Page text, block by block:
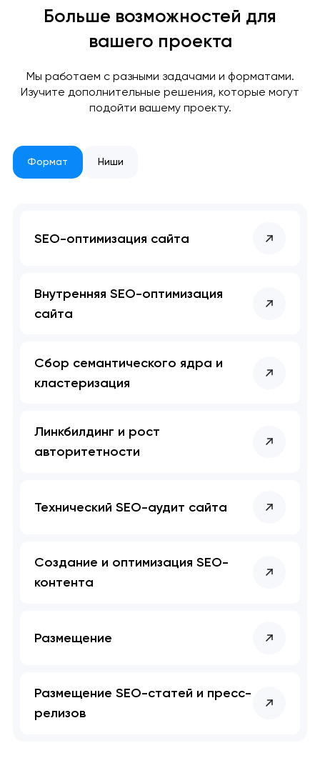
Больше возможностей для
вашего проекта
Мы работаем с разными задачами и форматами.
Изучите дополнительные решения, которые могут
подойти вашему проекту.
Формат Ниши
SEO-оптимизация сайта
Внутренняя SEO-оптимизация
сайта
Сбор семантического ядра и
кластеризация
Линкбилдинг и рост
авторитетности
Технический SEO-аудит сайта
Создание и оптимизация SEO-
контента
Размещение
Размещение SEO-статей и пресс-
релизов
ближайшее время,
чтобы обсудить
проект.
Закрыть